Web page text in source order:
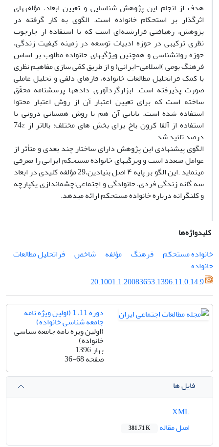
هدف از انجام این پژوهش شناسایی و تعیین ابعاد، مؤلفه­های
اثرگذار بر استحکام خانواده است. الگوی به کار گرفته در
پژوهش، رهیافتی فرارشته‌ای است که با استفاده از چارچوب
نظری ترکیبی در حوزه ادبیات توسعه در زمینه کیفیت زندگی،
حوزه روانشناسی و همچنین ویژگی­های خانواده مطلوب بر اساس
فرهنگ بومی )اسلامی-ایرانی( و از طریق کمّی سازی مفاهیم نظری
با کمک فراتحلیل مطالعات خانواده، فازهای دلفی و تحلیل عاملی
صورت پذیرفته است. ابزارگردآوری داده­ها پرسشنامه محقّق
ساخته است که برای تعیین اعتبار آن از روش اعتبار محتوا
استفاده شده است. پایایی آن هم با روش همسانی درونی با
استفاده از آلفا کرون باخ برای بخش های مختلف؛ بالاتر از %74
درصد تائید شد.
الگوی پیشنهادی این پژوهش دارای ساختار چند بعدی و متأثر از
عوامل متعدد است و ویژگی­های خانواده مستحکم ایرانی را معرفی
می­نماید .این الگو بر پایه ۴ اصل بنیادین،29 مؤلفه کلیدی در ابعاد
سه گانه زندگی فردی، خانوادگی و اجتماعی؛چشم­اندازی یکپارچه
و کل­نگرانه درباره خانواده مستحکم ارائه می­دهد.
کلیدواژه‌ها
خانواده مستحکم
فرهنگ مؤلفه شاخص
فراتحلیل مطالعات
خانواده
20.1001.1.20083653.1396.11.0.14.9
دوره 11، 1 (اولین ویژه نامه
جامعه شناسی خانواده)
(اولین ویژه نامه جامعه شناسی
خانواده)
بهار 1396
صفحه36-68
فایل ها
اصل مقاله
381.71 K